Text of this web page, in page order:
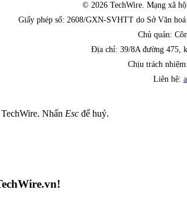
© 2026 TechWire. Mạng xã
Giấy phép số: 2608/GXN-SVHTT do Sở Văn
Chủ quản:
Địa chỉ: 39/8A đường 475,
Chịu trách
Liên hệ:
Nhấn Esc để huỷ.